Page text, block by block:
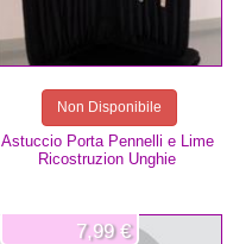
Astuccio Porta Pennelli e Lime
Ricostruzion Unghie
Non Disponibile
7,99 €